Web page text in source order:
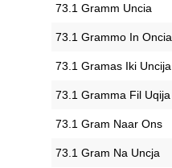
‎73.1 Gramm Uncia
‎73.1 Grammo In Oncia
‎73.1 Gramas Iki Uncija
‎73.1 Gramma Fil Uqija
‎73.1 Gram Naar Ons
‎73.1 Gram Na Uncja